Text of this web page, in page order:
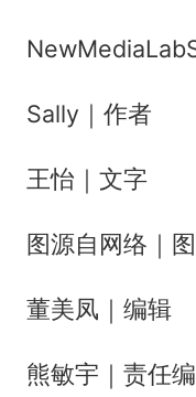
Sally｜作者
王怡｜文字
图源自网络｜
董美凤｜编辑
熊敏宇｜责任